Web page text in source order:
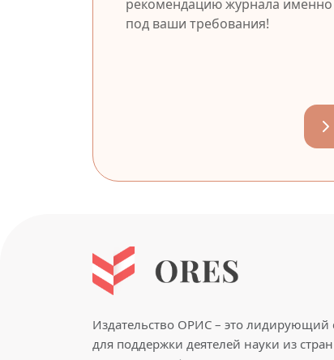
рекомендацию журнала именно
под ваши требования!
Издательство ОРИС – это лидирующий
для поддержки деятелей науки из